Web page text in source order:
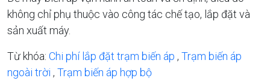
không chỉ phụ thuộc vào công tác chế tạo, lắp đặt và
sản xuất máy.
Từ khóa: Chi phí lắp đặt trạm biến áp , Trạm biến áp
ngoài trời , Trạm biến áp hợp bộ